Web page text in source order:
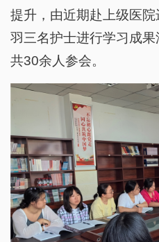
提升，由近期赴上级医
羽三名护士进行学习成
共30余人参会。